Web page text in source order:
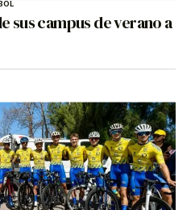
sus campus de verano a